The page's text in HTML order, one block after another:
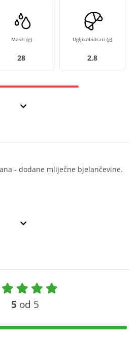
Masti (g)
28
Ugljikohidrati (g)
2,8
- dodane mliječne bjelančevine.
5 od 5